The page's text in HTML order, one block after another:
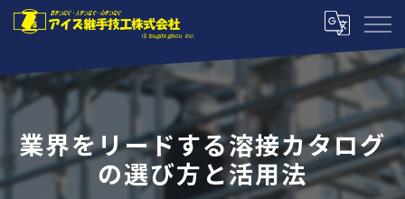
業界をリードする溶接カタログ
の選び方と活用法